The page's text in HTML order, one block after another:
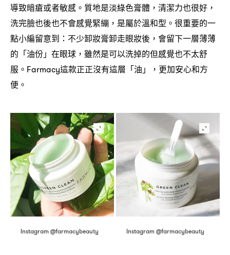
導致暗瘡或者敏感。質地是淡綠色膏體 ， 清潔力也很好 ，
洗完臉也後也不會感覺緊繃 ， 是屬於溫和型。很重要的一
點小編留意到 ： 不少卸妝膏卸走眼妝後 ， 會留下一層薄薄
的「油份」在眼球 ， 雖然是可以洗掉的但感覺也不太舒
服。 Farmacy這款正正沒有這層「油」 ， 更加安心和方
便。
Instagram @farmacybeauty Instagram @farmacybeauty